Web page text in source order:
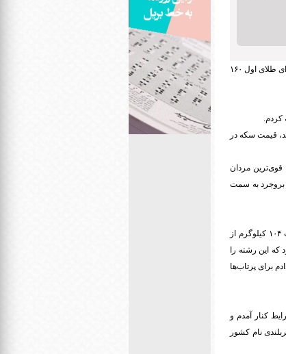
حامد امیری منطقه لرستان، اظهار کرد: در جاکارتا دو نشان طلا و یک برنز کسب کردم که حالا برای طلای اول ۱۶۰
کردم.
دادند، قیمت سکه در
آذر ۹۰ برای حضور در پیکارهای قوی‌ترین مردان
بروجرد به سمت
امیری با بیان اینکه دوست ندارم به جزئیات حادثه اشاره کنم، اضافه کرد: حدود دو سال استراحت کردم و در این مدت ۱۰۴ کیلوگرم از
این رشته را
برای پرتاب‌ها
با این شرایط کنار آمدم و
نام کشور